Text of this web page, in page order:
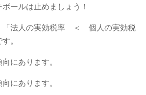
ールは止めましょう！
「法人の実効税率 ＜ 個人の実効税
。
にあります。
にあります。